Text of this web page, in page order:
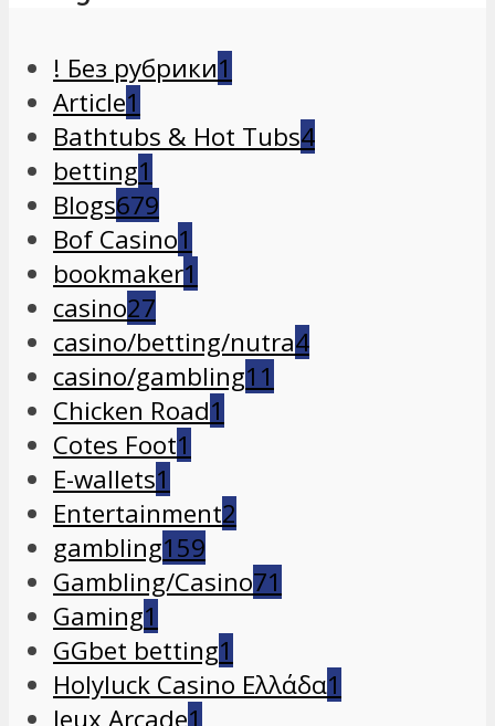
! Без рубрики1
Article1
Bathtubs & Hot Tubs4
betting1
Blogs679
Bof Casino1
bookmaker1
casino27
casino/betting/nutra4
casino/gambling11
Chicken Road1
Cotes Foot1
E-wallets1
Entertainment2
gambling159
Gambling/Casino71
Gaming1
GGbet betting1
Holyluck Casino Ελλάδα1
Jeux Arcade1